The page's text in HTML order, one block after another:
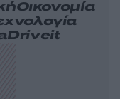
Οικονομία
Driveit